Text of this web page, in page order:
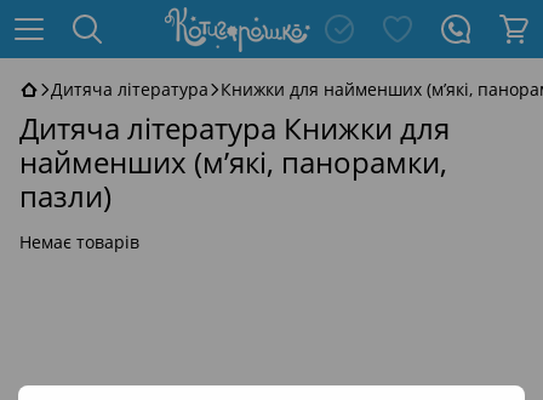
Дитяча література Книжки для найменших (м’які,
Дитяча література Книжки для
найменших (м’які, панорамки,
пазли)
Немає товарів